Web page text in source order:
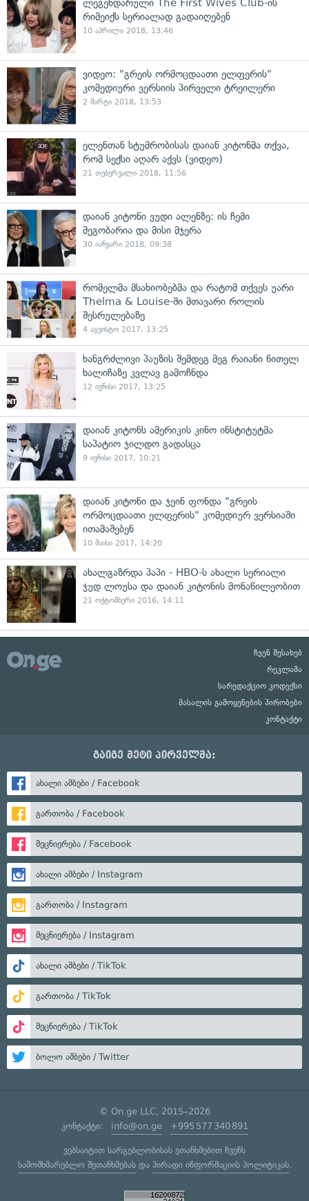
ლეგენდარული The First Wives Club-ის
რიმეიქს სერიალად გადაიღებენ
10 აპრილი 2018, 13:46
ვიდეო: "გრეის ორმოცდაათი ელფერის"
კომედიური ვერსიის პირველი ტრეილერი
2 მარტი 2018, 13:53
ელენთან სტუმრობისას დაიან კიტონმა თქვა,
რომ სექსი აღარ აქვს (ვიდეო)
21 თებერვალი 2018, 11:56
დაიან კიტონი ვუდი ალენზე: ის ჩემი
მეგობარია და მისი მჯერა
30 იანვარი 2018, 09:38
რომელმა მსახიობებმა და რატომ თქვეს უარი
Thelma & Louise-ში მთავარი როლის
შესრულებაზე
4 აგვისტო 2017, 13:25
ხანგრძლივი პაუზის შემდეგ მეგ რაიანი წითელ
ხალიჩაზე კვლავ გამოჩნდა
12 ივნისი 2017, 13:25
დაიან კიტონს ამერიკის კინო ინსტიტუტმა
საპატიო ჯილდო გადასცა
9 ივნისი 2017, 10:21
დაიან კიტონი და ჯეინ ფონდა "გრეის
ორმოცდაათი ელფერის" კომედიურ ვერსიაში
ითამაშებენ
10 მაისი 2017, 14:20
ახალგაზრდა პაპი - HBO-ს ახალი სერიალი
ჯუდ ლოუსა და დაიან კიტონის მონაწილეობით
21 ოქტომბერი 2016, 14:11
ჩვენ შესახებ
რეკლამა
სარედაქციო კოდექსი
მასალის გამოყენების პირობები
კონტაქტი
გაიგე მეტი პირველმა:
ახალი ამბები / Facebook
გართობა / Facebook
მეცნიერება / Facebook
ახალი ამბები / Instagram
გართობა / Instagram
მეცნიერება / Instagram
ახალი ამბები / TikTok
გართობა / TikTok
მეცნიერება / TikTok
ბოლო ამბები / Twitter
© On.ge LLC, 2015–2026
კონტაქტი: info@on.ge +995 577 340 891
ვებსაიტით სარგებლობისას ეთანხმებით ჩვენს
სამომხმარებლო შეთანხმებასდა პირადი ინფორმაციის პოლიტიკას.